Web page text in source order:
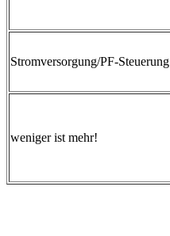
Stromversorgung/PF-Steuerung
weniger ist mehr!